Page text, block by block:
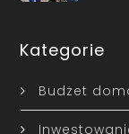
Kategorie
Budżet